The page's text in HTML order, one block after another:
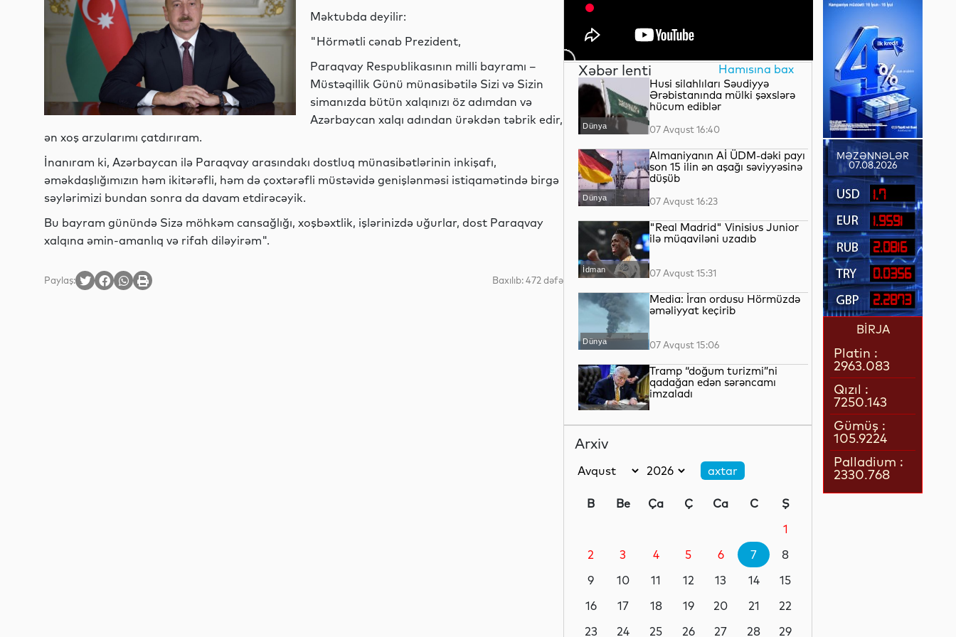
Məktubda deyilir:
"Hörmətli cənab Prezident,
Paraqvay Respublikasının milli bayramı –
Müstəqillik Günü münasibətilə Sizi və Sizin
simanızda bütün xalqınızı öz adımdan və
Azərbaycan xalqı adından ürəkdən təbrik edir,
ən xoş arzularımı çatdırıram.
İnanıram ki, Azərbaycan ilə Paraqvay arasındakı dostluq münasibətlərinin inkişafı,
əməkdaşlığımızın həm ikitərəfli, həm də çoxtərəfli müstəvidə genişlənməsi istiqamətində birgə
səylərimizi bundan sonra da davam etdirəcəyik.
Bu bayram günündə Sizə möhkəm cansağlığı, xoşbəxtlik, işlərinizdə uğurlar, dost Paraqvay
xalqına əmin-amanlıq və rifah diləyirəm".
Paylaş: Baxılıb: 472 dəfə
Xəbər lenti Hamısına bax
Dünya
Husi silahlıları Səudiyyə
Ərəbistanında mülki şəxslərə
hücum ediblər
07 Avqust 16:40
Dünya
Almaniyanın Aİ ÜDM-dəki payı
son 15 ilin ən aşağı səviyyəsinə
düşüb
07 Avqust 16:23
İdman
"Real Madrid" Vinisius Junior
ilə müqaviləni uzadıb
07 Avqust 15:31
Dünya
Media: İran ordusu Hörmüzdə
əməliyyat keçirib
07 Avqust 15:06
Dünya
Tramp “doğum turizmi”ni
qadağan edən sərəncamı
imzaladı
nəfər xəsarət alıb
Dünya
partladılıb, 2 nəfər həlak olub
07 Avqust 13:50
Siyasət
Azərbaycan Malayziyaya yeni
07 Avqust 13:28
Arxiv
B Be Ça Ç Ca C
Ş
1
2
3 4 5 6 7
8
9
10 11 12 13 14
15
16
17 18 19 20 21
22
23
24 25 26 27 28
29
MƏZƏNNƏLƏR
07.08.2026
1.7
1.9591
2.0816
0.0356
2.2873
BİRJA
Platin :
2963.083
Qızıl :
7250.143
Gümüş :
105.9224
Palladium :
2330.768